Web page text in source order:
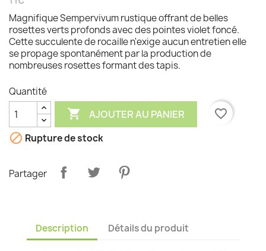
Magnifique Sempervivum rustique offrant de belles
rosettes verts profonds avec des pointes violet foncé.
Cette succulente de rocaille n'exige aucun entretien elle
se propage spontanément par la production de
nombreuses rosettes formant des tapis.
Quantité
 AJOUTER AU PANIER
favorite_border
 Rupture de stock
Partager
Description Détails du produit